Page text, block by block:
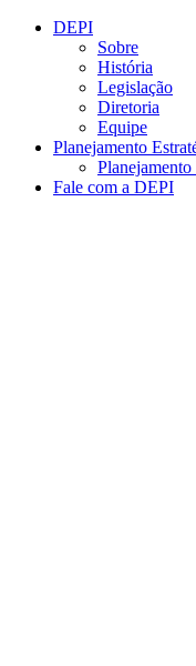
Conteúdo principal
DEPI
Sobre
História
Legislação
Diretoria
Equipe
Planejamento
Fale com a DEPI